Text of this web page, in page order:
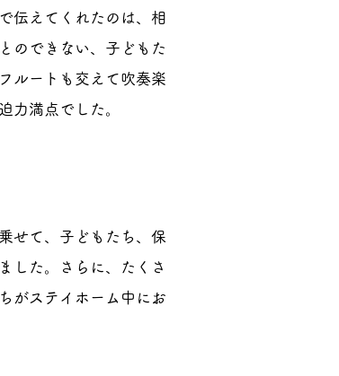
伝えてくれたのは、相
のできない、子どもた
ルートも交えて吹奏楽
力満点でした。
せて、子どもたち、保
した。さらに、たくさ
がステイホーム中にお